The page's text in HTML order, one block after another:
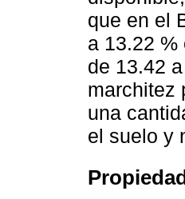
que en el
a 13.22 %
de 13.42
marchitez
una
el suelo y